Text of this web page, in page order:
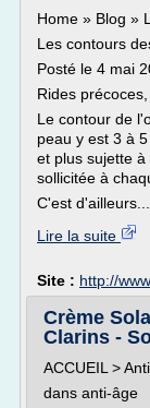
Home » Blog »
Les contours
Posté le 4 mai
Rides précoces,
Le contour de
peau y est 3 à
et plus sujette
sollicitée à
C'est d'ailleurs...
Lire la suite
Site : http://
Crème
Clarins -
ACCUEIL >
dans anti-âge